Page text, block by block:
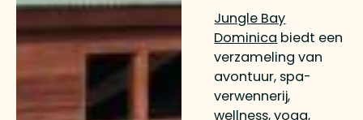
Jungle Bay
Dominica biedt een
verzameling van
avontuur, spa-
verwennerij,
wellness, yoga,